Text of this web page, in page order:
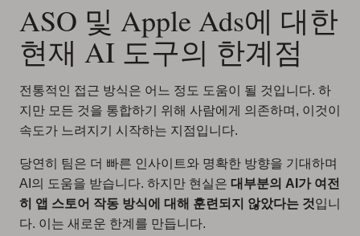
ASO 및 Apple Ads에 대한
현재 AI 도구의 한계점
전통적인 접근 방식은 어느 정도 도움이 될 것입니다. 하
지만 모든 것을 통합하기 위해 사람에게 의존하며, 이것이
속도가 느려지기 시작하는 지점입니다.
당연히 팀은 더 빠른 인사이트와 명확한 방향을 기대하며
AI의 도움을 받습니다. 하지만 현실은 대부분의 AI가 여전
히 앱 스토어 작동 방식에 대해 훈련되지 않았다는 것입니
다. 이는 새로운 한계를 만듭니다.